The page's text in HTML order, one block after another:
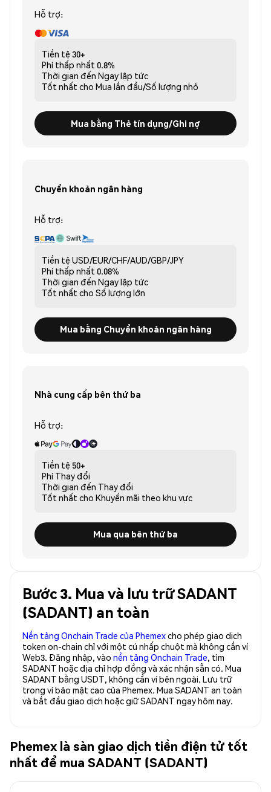
Hỗ trợ:
Tiền tệ 30+
Phí thấp nhất 0.8%
Thời gian đến Ngay lập tức
Tốt nhất cho Mua lần đầu/Số lượng nhỏ
Mua bằng Thẻ tín dụng/Ghi nợ
Chuyển khoản ngân hàng
Hỗ trợ:
Tiền tệ USD/EUR/CHF/AUD/GBP/JPY
Phí thấp nhất 0.08%
Thời gian đến Ngay lập tức
Tốt nhất cho Số lượng lớn
Mua bằng Chuyển khoản ngân hàng
Nhà cung cấp bên thứ ba
Hỗ trợ:
Tiền tệ 50+
Phí Thay đổi
Thời gian đến Thay đổi
Tốt nhất cho Khuyến mãi theo khu vực
Mua qua bên thứ ba
Bước 3. Mua và lưu trữ SADANT
(SADANT) an toàn
Nền tảng Onchain Trade của Phemexcho phép giao dịch
token on-chain chỉ với một cú nhấp chuột mà không cần ví
Web3. Đăng nhập, vào nền tảng Onchain Trade, tìm
SADANT hoặc địa chỉ hợp đồng và xác nhận sẵn có. Mua
SADANT bằng USDT, không cần ví bên ngoài. Lưu trữ
trong ví bảo mật cao của Phemex. Mua SADANT an toàn
và bắt đầu giao dịch hoặc giữ SADANT ngay hôm nay.
Phemex là sàn giao dịch tiền điện tử tốt
nhất để mua SADANT (SADANT)